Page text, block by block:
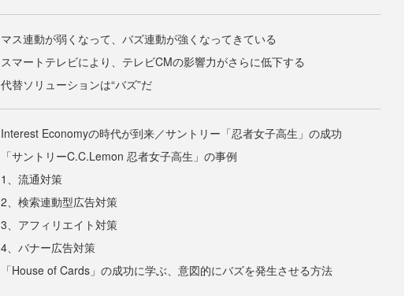
マス連動が弱くなって、バズ連動が強くなってきている
スマートテレビにより、テレビCMの影響力がさらに低下する
代替ソリューションは“バズ”だ
Interest Economyの時代が到来／サントリー「忍者女子高生」の成功
「サントリーC.C.Lemon 忍者女子高生」の事例
1、流通対策
2、検索連動型広告対策
3、アフィリエイト対策
4、バナー広告対策
「House of Cards」の成功に学ぶ、意図的にバズを発生させる方法